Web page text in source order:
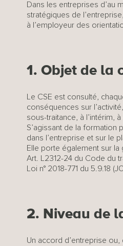
Dans les entreprises d’au
stratégiques de
à l’employeur des
1. Objet de la
Le CSE est consulté,
conséquences sur
sous-traitance, à l’intérim,
S’agissant de la
dans l’entreprise et sur le
Elle porte également sur
Art. L2312-24 du Code du
Loi n° 2018-771 du 5.9.18
2. Niveau de
Un accord d’entreprise